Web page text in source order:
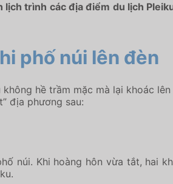
trình các địa điểm du lịch
phố núi lên đèn
hề trầm mặc mà lại khoác
địa phương sau:
núi. Khi hoàng hôn vừa tắt, hai